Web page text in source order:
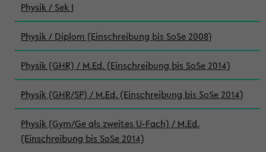
Physik / Sek I
Physik / Diplom (Einschreibung bis SoSe 2008)
Physik (GHR) / M.Ed. (Einschreibung bis SoSe 2014)
Physik (GHR/SP) / M.Ed. (Einschreibung bis SoSe 2014)
Physik (Gym/Ge als zweites U-Fach) / M.Ed.
(Einschreibung bis SoSe 2014)